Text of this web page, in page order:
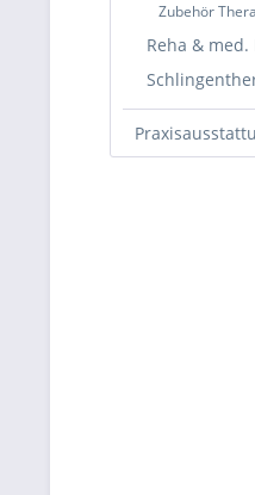
Zubehör
Reha & med.